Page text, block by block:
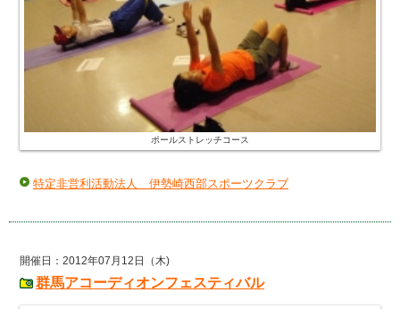
ポールストレッチコース
特定非営利活動法人 伊勢崎西部スポーツクラブ
開催日：2012年07月12日（木)
群馬アコーディオンフェスティバル